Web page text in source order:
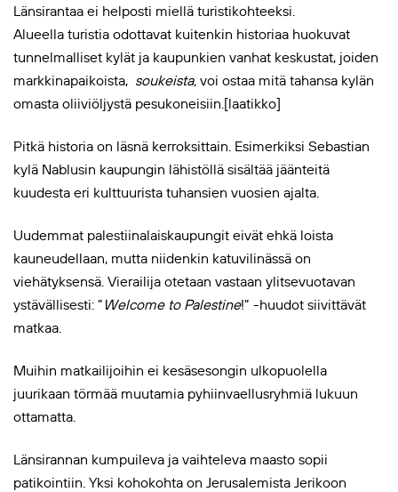
Länsirantaa ei helposti miellä turistikohteeksi.
Alueella turistia odottavat kuitenkin historiaa huokuvat
tunnelmalliset kylät ja kaupunkien vanhat keskustat, joiden
markkinapaikoista, soukeista, voi ostaa mitä tahansa kylän
omasta oliiviöljystä pesukoneisiin.[laatikko]
Pitkä historia on läsnä kerroksittain. Esimerkiksi Sebastian
kylä Nablusin kaupungin lähistöllä sisältää jäänteitä
kuudesta eri kulttuurista tuhansien vuosien ajalta.
Uudemmat palestiinalaiskaupungit eivät ehkä loista
kauneudellaan, mutta niidenkin katuvilinässä on
viehätyksensä. Vierailija otetaan vastaan ylitsevuotavan
ystävällisesti: ” Welcome to Palestine!” -huudot siivittävät
matkaa.
Muihin matkailijoihin ei kesäsesongin ulkopuolella
juurikaan törmää muutamia pyhiinvaellusryhmiä lukuun
ottamatta.
Länsirannan kumpuileva ja vaihteleva maasto sopii
patikointiin. Yksi kohokohta on Jerusalemista Jerikoon